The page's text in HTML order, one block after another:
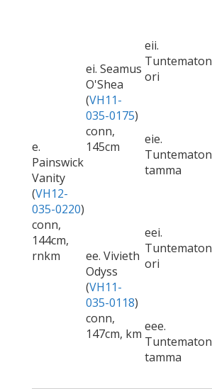
e.
Painswick
Vanity
(VH12-
035-0220)
conn,
144cm,
rnkm
ei. Seamus
O'Shea
(VH11-
035-0175)
conn,
145cm
eii.
Tuntematon
ori
eie.
Tuntematon
tamma
ee. Vivieth
Odyss
(VH11-
035-0118)
conn,
147cm, km
eei.
Tuntematon
ori
eee.
Tuntematon
tamma